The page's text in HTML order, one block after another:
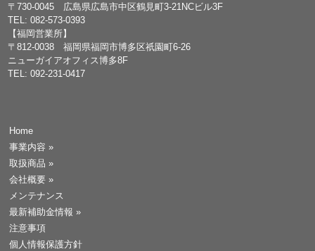
〒730-0045 広島県広島市中区鶴見町3-21NCビル3F
TEL: 082-573-0393
【福岡営業所】
〒812-0038 福岡県福岡市博多区祇園町6-26
ニューガイアオフィス博多8F
TEL: 092-231-0417
Home
事業内容 »
取扱商品 »
会社概要 »
メンテナンス
最新補助金情報 »
注意事項
個人情報保護方針